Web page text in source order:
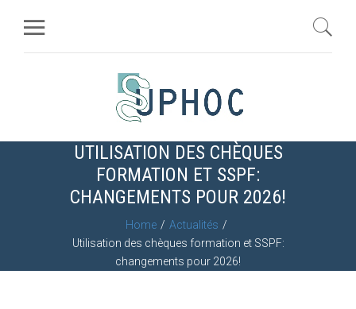
UTILISATION DES CHÈQUES
FORMATION ET SSPF:
CHANGEMENTS POUR 2026!
Home
Actualités
Utilisation des chèques formation et SSPF:
changements pour 2026!